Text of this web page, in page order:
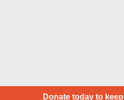
Donate today to